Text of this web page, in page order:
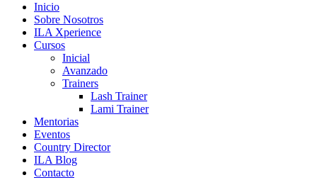
Inicio
Sobre Nosotros
ILA Xperience
Cursos
Inicial
Avanzado
Trainers
Lash Trainer
Lami Trainer
Mentorias
Eventos
Country Director
ILA Blog
Contacto